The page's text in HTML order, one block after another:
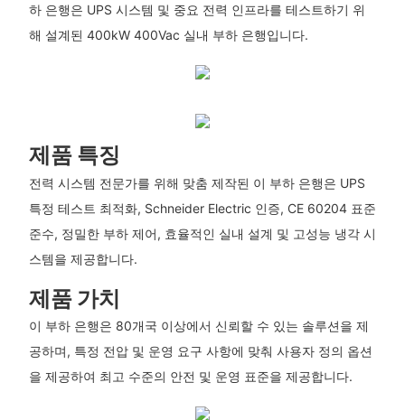
하 은행은 UPS 시스템 및 중요 전력 인프라를 테스트하기 위
해 설계된 400kW 400Vac 실내 부하 은행입니다.
제품 특징
전력 시스템 전문가를 위해 맞춤 제작된 이 부하 은행은 UPS
특정 테스트 최적화, Schneider Electric 인증, CE 60204 표준
준수, 정밀한 부하 제어, 효율적인 실내 설계 및 고성능 냉각 시
스템을 제공합니다.
제품 가치
이 부하 은행은 80개국 이상에서 신뢰할 수 있는 솔루션을 제
공하며, 특정 전압 및 운영 요구 사항에 맞춰 사용자 정의 옵션
을 제공하여 최고 수준의 안전 및 운영 표준을 제공합니다.